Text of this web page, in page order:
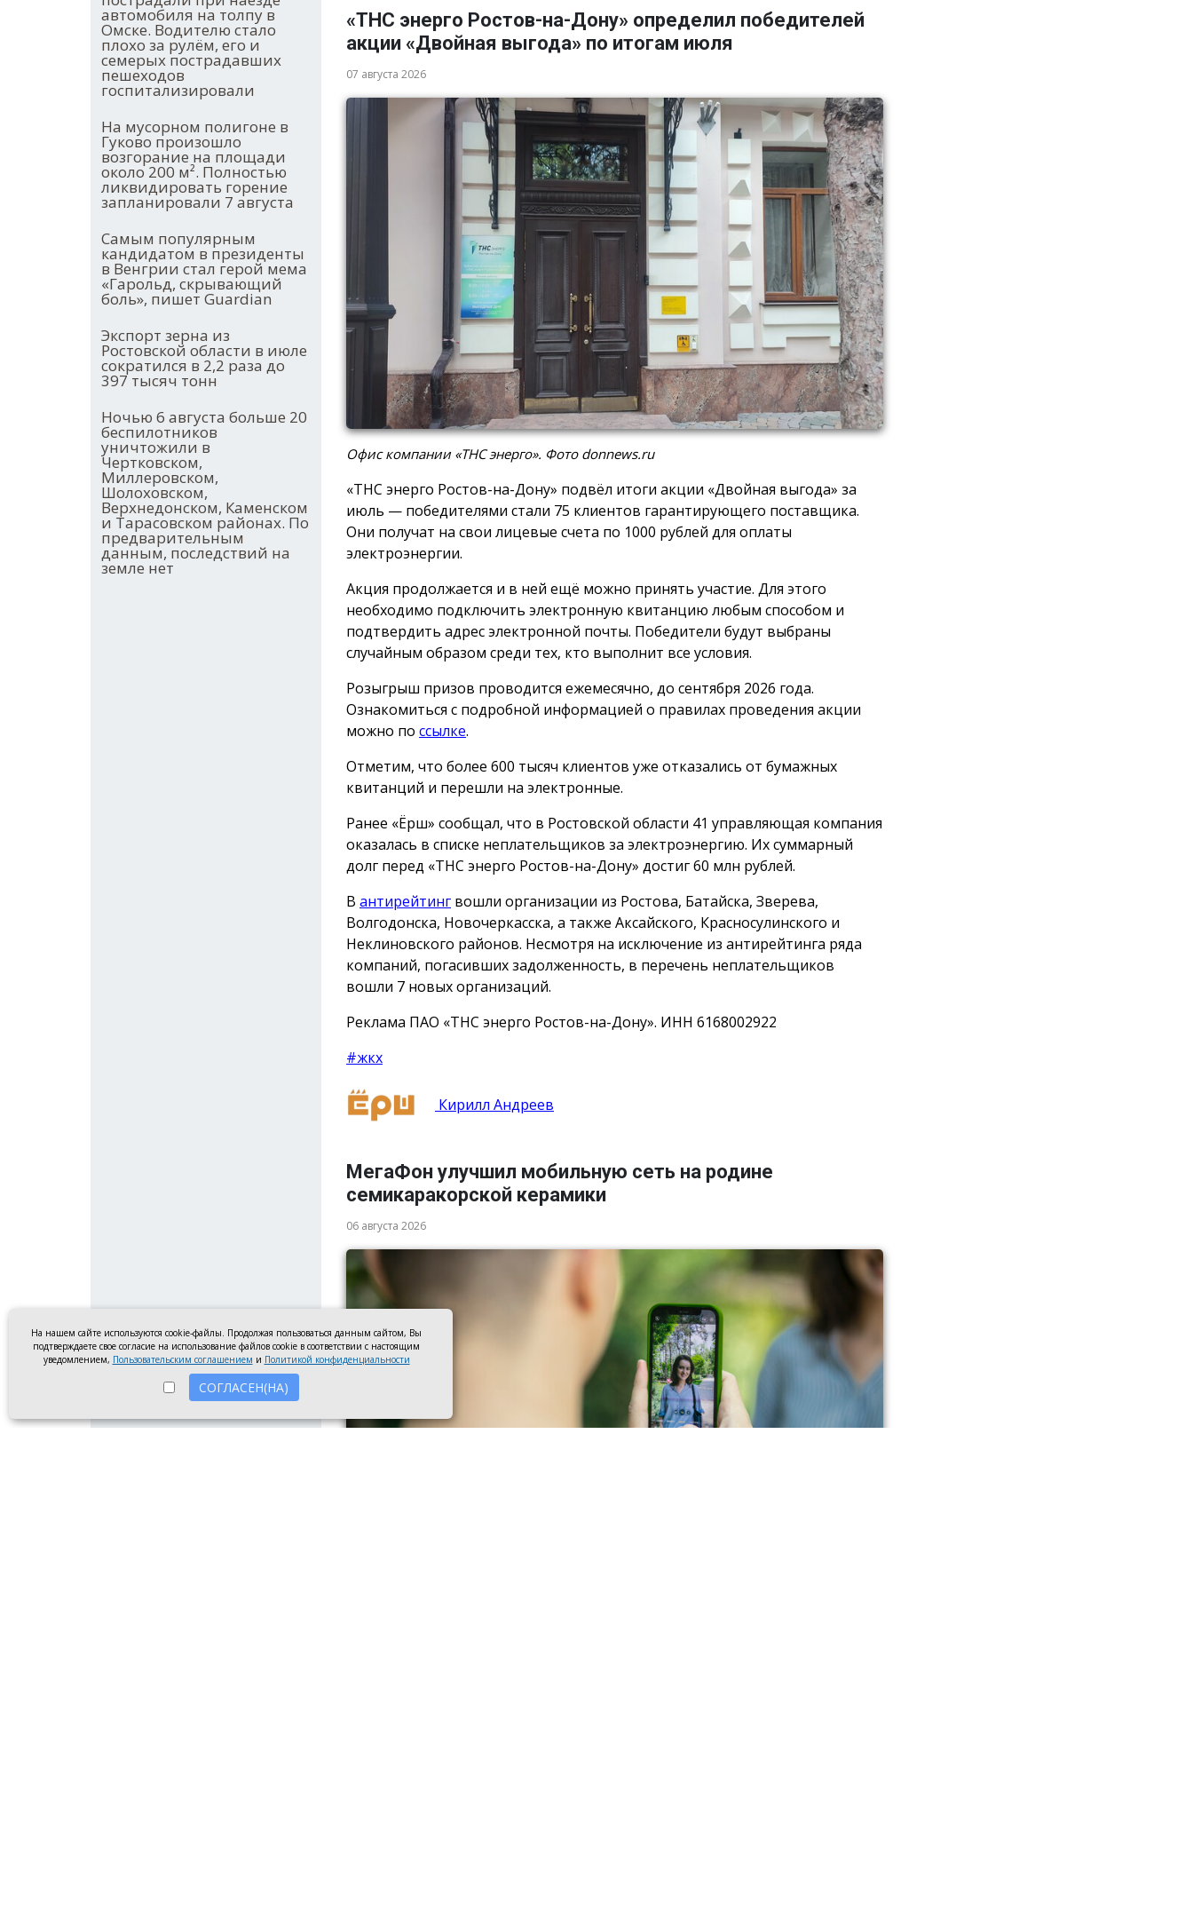
автомобиля на толпу в
Омске. Водителю стало
плохо за рулём, его и
семерых пострадавших
пешеходов
госпитализировали
На мусорном полигоне в
Гуково произошло
возгорание на площади
около 200 м². Полностью
ликвидировать горение
запланировали 7 августа
Самым популярным
кандидатом в президенты
в Венгрии стал герой мема
«Гарольд, скрывающий
боль», пишет Guardian
Экспорт зерна из
Ростовской области в июле
сократился в 2,2 раза до
397 тысяч тонн
Ночью 6 августа больше 20
беспилотников
уничтожили в
Чертковском,
Миллеровском,
Шолоховском,
Верхнедонском, Каменском
и Тарасовском районах. По
предварительным
данным, последствий на
земле нет
«ТНС энерго Ростов-на-Дону» определил победителей
акции «Двойная выгода» по итогам июля
07 августа 2026
Офис компании «ТНС энерго». Фото donnews.ru
«ТНС энерго Ростов-на-Дону» подвёл итоги акции «Двойная выгода» за
июль — победителями стали 75 клиентов гарантирующего поставщика.
Они получат на свои лицевые счета по 1000 рублей для оплаты
электроэнергии.
Акция продолжается и в ней ещё можно принять участие. Для этого
необходимо подключить электронную квитанцию любым способом и
подтвердить адрес электронной почты. Победители будут выбраны
случайным образом среди тех, кто выполнит все условия.
Розыгрыш призов проводится ежемесячно, до сентября 2026 года.
Ознакомиться с подробной информацией о правилах проведения акции
можно по ссылке.
Отметим, что более 600 тысяч клиентов уже отказались от бумажных
квитанций и перешли на электронные.
Ранее «Ёрш» сообщал, что в Ростовской области 41 управляющая компания
оказалась в списке неплательщиков за электроэнергию. Их суммарный
долг перед «ТНС энерго Ростов-на-Дону» достиг 60 млн рублей.
В антирейтинг вошли организации из Ростова, Батайска, Зверева,
Волгодонска, Новочеркасска, а также Аксайского, Красносулинского и
Неклиновского районов. Несмотря на исключение из антирейтинга ряда
компаний, погасивших задолженность, в перечень неплательщиков
вошли 7 новых организаций.
Реклама ПАО «ТНС энерго Ростов-на-Дону». ИНН 6168002922
#жкх
Кирилл Андреев
МегаФон улучшил мобильную сеть на родине
семикаракорской керамики
06 августа 2026
На нашем сайте используются cookie-файлы. Продолжая пользоваться данным сайтом, Вы
подтверждаете свое согласие на использование файлов cookie в соответствии с настоящим
уведомлением, Пользовательским соглашением и Политикой конфиденциальности
СОГЛАСЕН(НА)